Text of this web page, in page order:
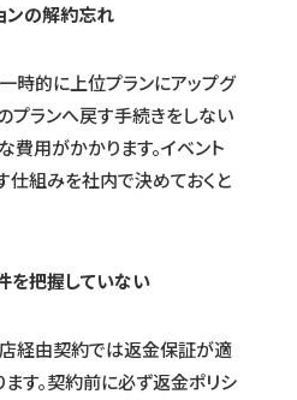
ンの解約忘れ
時的に上位プランにアップグ
プランへ戻す手続きをしない
費用がかかります。イベント
組みを社内で決めておくと
を把握していない
経由契約では返金保証が適
す。契約前に必ず返金ポリシ